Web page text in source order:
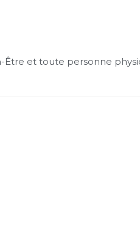
Être et toute personne